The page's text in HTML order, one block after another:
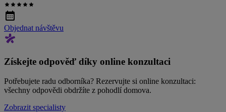
Objednat návštěvu
Získejte odpověď díky online konzultaci
Potřebujete radu odborníka? Rezervujte si online konzultaci:
všechny odpovědi obdržíte z pohodlí domova.
Zobrazit specialisty